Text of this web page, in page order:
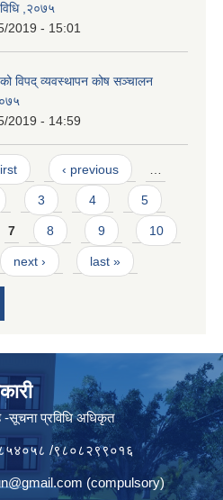
,२०७५
2019 - 15:01
विपद् व्यवस्थापन कोष सञ्चालन
2019 - 14:59
‹ previous …
3 4 5
7 8 9 10
next › last »
-सूचना प्रविधि अधिकृत
/९८०८२९९०१६
(compulsory)